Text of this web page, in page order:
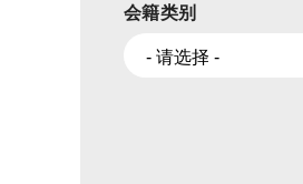
会籍类别
- 请选择 -